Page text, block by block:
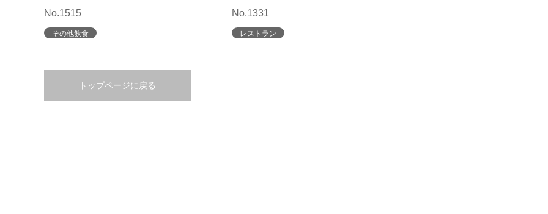
No.1515
その他飲食
No.1331
レストラン
トップページに戻る